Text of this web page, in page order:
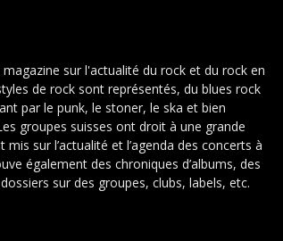
magazine sur l'actualité du rock et du rock en
de rock sont représentés, du blues rock
par le punk, le stoner, le ska et bien
groupes suisses ont droit à une grande
mis sur l’actualité et l’agenda des concerts à
également des chroniques d’albums, des
sur des groupes, clubs, labels, etc.